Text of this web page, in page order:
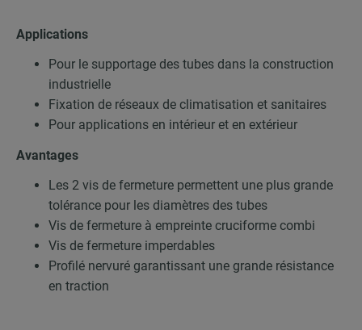
Applications
Pour le supportage des tubes dans la construction
industrielle
Fixation de réseaux de climatisation et sanitaires
Pour applications en intérieur et en extérieur
Avantages
Les 2 vis de fermeture permettent une plus grande
tolérance pour les diamètres des tubes
Vis de fermeture à empreinte cruciforme combi
Vis de fermeture imperdables
Profilé nervuré garantissant une grande résistance
en traction